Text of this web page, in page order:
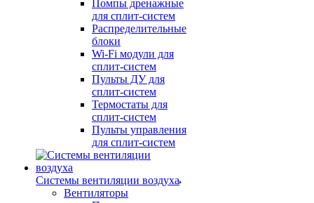
Помпы дренажные
для сплит-систем
Распределительные
блоки
Wi-Fi модули для
сплит-систем
Пульты ДУ для
сплит-систем
Термостаты для
сплит-систем
Пульты управления
для сплит-систем
Системы вентиляции воздуха
Вентиляторы